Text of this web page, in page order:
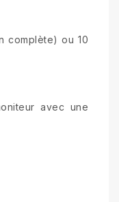
complète) ou 10
avec une